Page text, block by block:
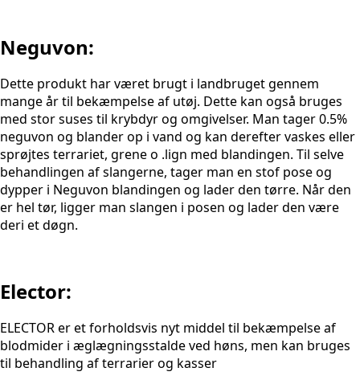
Neguvon:
Dette produkt har været brugt i landbruget gennem
mange år til bekæmpelse af utøj. Dette kan også bruges
med stor suses til krybdyr og omgivelser. Man tager 0.5%
neguvon og blander op i vand og kan derefter vaskes eller
sprøjtes terrariet, grene o .lign med blandingen. Til selve
behandlingen af slangerne, tager man en stof pose og
dypper i Neguvon blandingen og lader den tørre. Når den
er hel tør, ligger man slangen i posen og lader den være
deri et døgn.
Elector:
ELECTOR er et forholdsvis nyt middel til bekæmpelse af
blodmider i æglægningsstalde ved høns, men kan bruges
til behandling af terrarier og kasser​